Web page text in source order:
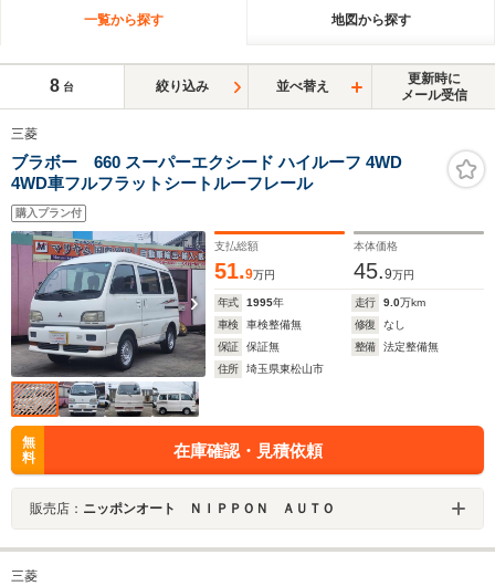
一覧から探す 地図から探す
8 台 絞り込み 並べ替え
更新時に
メール受信
三菱
ブラボー 660 スーパーエクシード ハイルーフ 4WD
4WD車フルフラットシートルーフレール
購入プラン付
支払総額
51.9万円
本体価格
45.9万円
年式 1995年 走行 9.0万km
車検
車検整備無 修復
なし
保証
保証無 整備
法定整備無
住所
埼玉県東松山市
無
料
在庫確認・見積依頼
販売店： ニッポンオート ＮＩＰＰＯＮ ＡＵＴＯ
三菱